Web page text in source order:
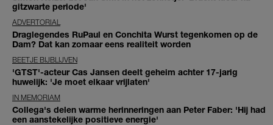
gitzwarte periode'
ADVERTORIAL
Draglegendes RuPaul en Conchita Wurst tegenkomen op de
Dam? Dat kan zomaar eens realiteit worden
BEETJE BIJBLIJVEN
'GTST'-acteur Cas Jansen deelt geheim achter 17-jarig
huwelijk: 'Je moet elkaar vrijlaten'
IN MEMORIAM
Collega's delen warme herinneringen aan Peter Faber: 'Hij had
een aanstekelijke positieve energie'